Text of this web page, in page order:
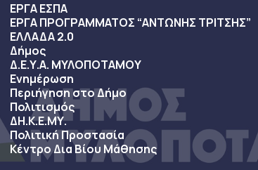
ΕΡΓΑ ΕΣΠΑ
ΕΡΓΑ ΠΡΟΓΡΑΜΜΑΤΟΣ “ΑΝΤΩΝΗΣ ΤΡΙΤΣΗΣ”
ΕΛΛΑΔΑ 2.0
Δήμος
Δ.Ε.Υ.Α. ΜΥΛΟΠΟΤΑΜΟΥ
Ενημέρωση
Περιήγηση στο Δήμο
Πολιτισμός
ΔΗ.Κ.Ε.ΜΥ.
Πολιτική Προστασία
Κέντρο Δια Βίου Μάθησης